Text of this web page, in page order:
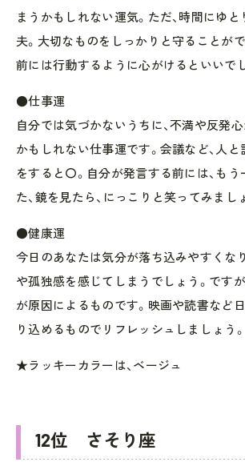
まうかもしれない運気。ただ、時間にゆと
夫。大切なものをしっかりと守ることが
前には行動するように心がけるといいで
●仕事運
自分では気づかないうちに、不満や反発
かもしれない仕事運です。会議など、人
をすると〇。自分が発言する前には、もう
た、鏡を見たら、にっこりと笑ってみまし
●健康運
今日のあなたは気分が落ち込みやすくな
や孤独感を感じてしまうでしょう。です
が原因によるものです。映画や読書など
り込めるものでリフレッシュしましょう。
★ラッキーカラーは、ベージュ
12位 さそり座